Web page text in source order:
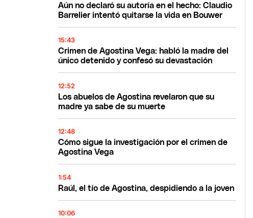
Aún no declaró su autoría en el hecho: Claudio
Barrelier intentó quitarse la vida en Bouwer
15:43
Crimen de Agostina Vega: habló la madre del
único detenido y confesó su devastación
12:52
Los abuelos de Agostina revelaron que su
madre ya sabe de su muerte
12:48
Cómo sigue la investigación por el crimen de
Agostina Vega
1:54
Raúl, el tío de Agostina, despidiendo a la joven
10:06